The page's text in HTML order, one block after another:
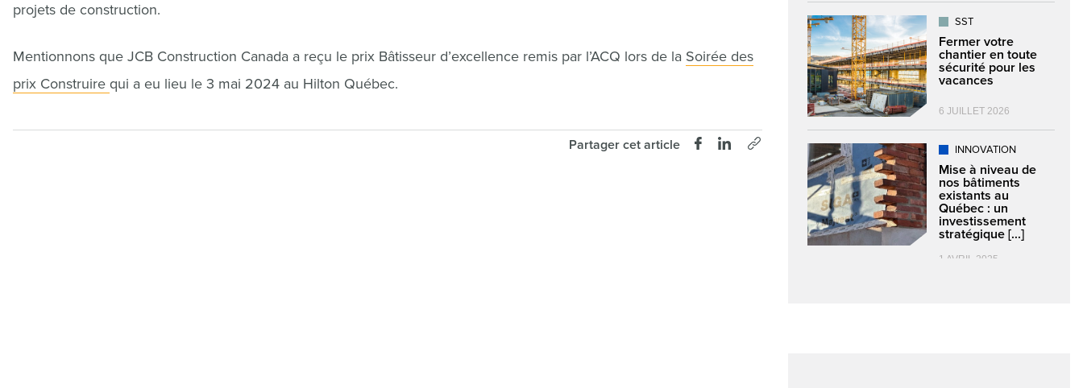
projets de construction.
Mentionnons que JCB Construction Canada a reçu le prix Bâtisseur d’excellence remis par l’ACQ lors de la Soirée des
prix Construire qui a eu lieu le 3 mai 2024 au Hilton Québec.
Partager cet article
SST
Fermer votre
chantier en toute
sécurité pour les
vacances
6 JUILLET 2026
INNOVATION
Mise à niveau de
nos bâtiments
existants au
Québec : un
investissement
stratégique [...]
1 AVRIL 2025